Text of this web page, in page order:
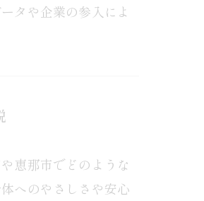
タや企業の参入によ
恵那市でどのような
へのやさしさや安心